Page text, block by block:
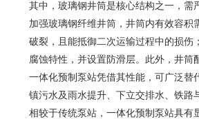
其中，玻璃钢井筒是核心结构之一，需
加强玻璃钢纤维井筒，井筒内有效容积
破裂，且能抵御二次运输过程中的损伤
腐蚀特性，并设置防滑层。此外，井筒
一体化预制泵站凭借其性能，可广泛替
镇污水及雨水提升、下立交排水、铁路
相较于传统泵站，一体化预制泵站具有